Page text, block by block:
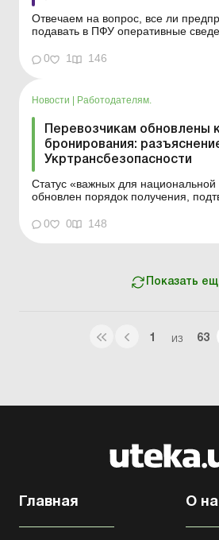
Отвечаем на вопрос, все ли
подавать в ПФУ оперативные
вопросы Все ли предприятия обязаны подавать в ПФУ
оперативные сведения о движении
увольнении и т. п.)...
0 1 146
Новости | Работодателям.
Перевозчикам обновлены
бронирования:
Укртрансбезопасности
Статус «важных для национальной
обновлен порядок получения,
пассажирских и грузовых
Изменения в бронировании
0 0 148
Показать
1 ИЗ 63
Главная О